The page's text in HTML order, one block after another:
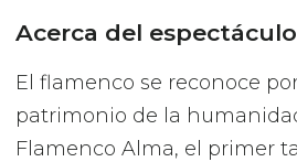
Acerca del espectáculo
El flamenco se reconoce
patrimonio de la
Flamenco Alma, el primer